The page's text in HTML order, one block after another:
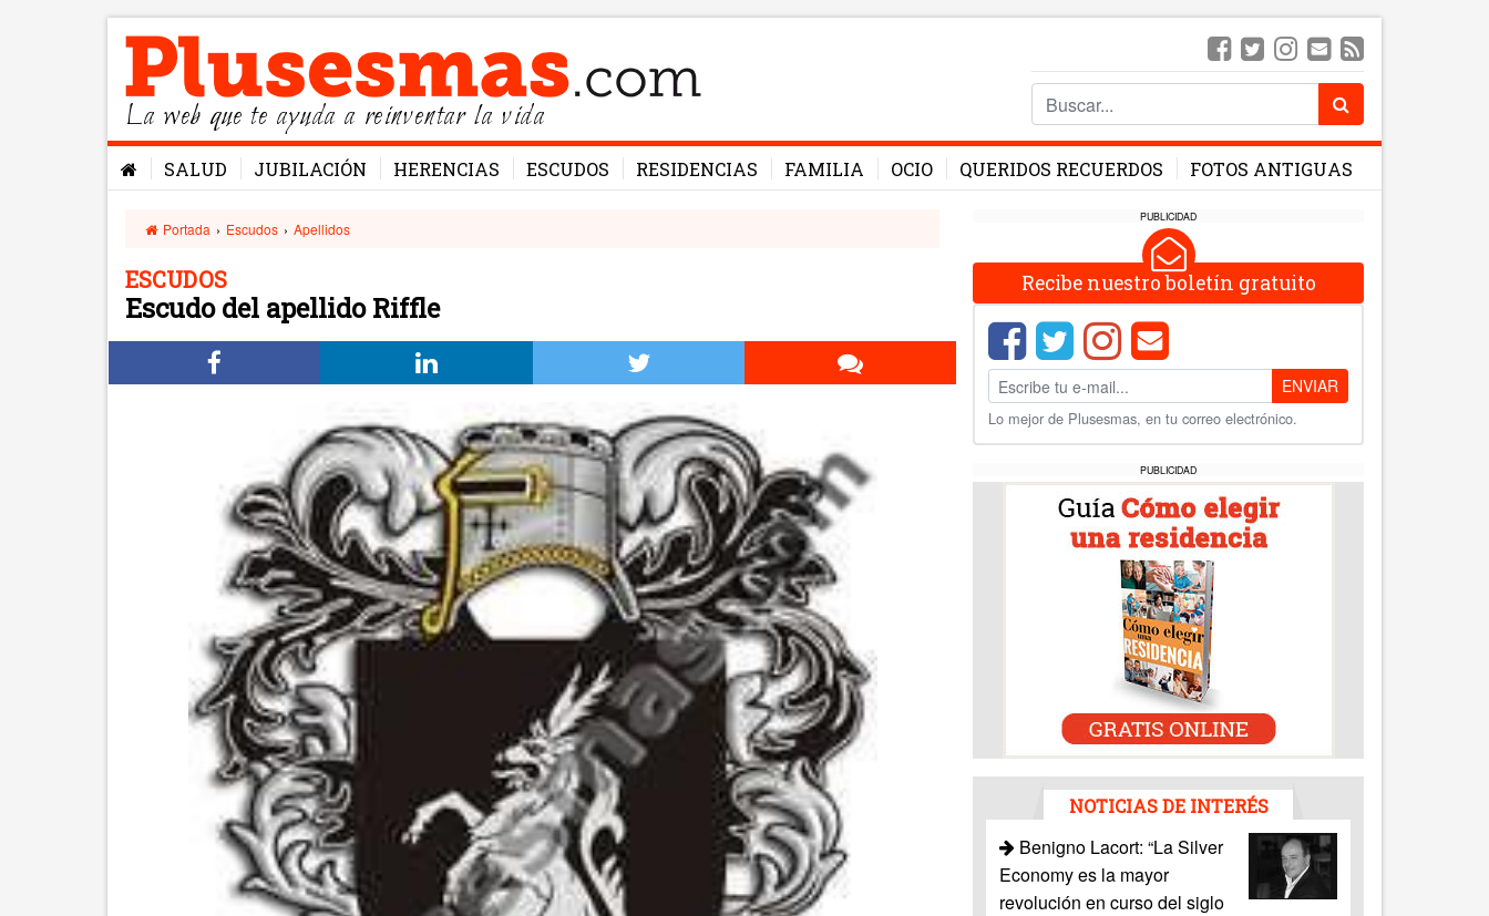
La web que te ayuda a reinventar la vida
SALUD JUBILACIÓN HERENCIAS ESCUDOS RESIDENCIAS FAMILIA OCIO QUERIDOS RECUERDOS FOTOS ANTIGUAS
Portada › Escudos › Apellidos
ESCUDOS
Escudo del apellido Riffle
PUBLICIDAD
Recibe nuestro boletín gratuito
ENVIAR
Lo mejor de Plusesmas, en tu correo electrónico.
PUBLICIDAD
NOTICIAS DE INTERÉS
Benigno Lacort: “La Silver
Economy es la mayor
revolución en curso del siglo